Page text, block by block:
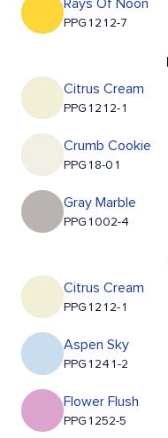
Rays Of Noon
PPG1212-7
Citrus Cream
PPG1212-1
Crumb Cookie
PPG18-01
Gray Marble
PPG1002-4
Citrus Cream
PPG1212-1
Aspen Sky
PPG1241-2
Flower Flush
PPG1252-5